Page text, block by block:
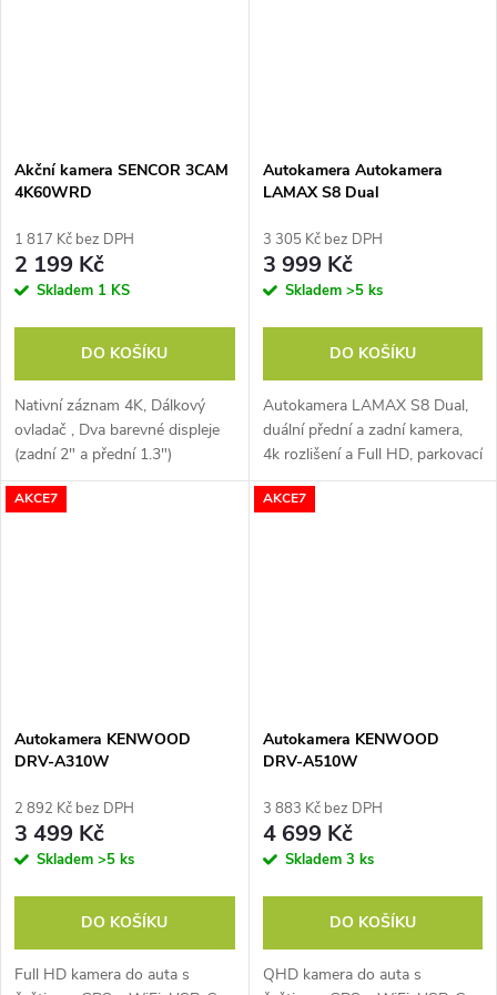
Akční kamera SENCOR 3CAM
4K60WRD
1 817 Kč bez DPH
2 199 Kč
Skladem 1 KS
DO KOŠÍKU
Nativní záznam 4K, Dálkový
ovladač , Dva barevné displeje
(zadní 2" a přední 1.3")
Autokamera Autokamera
LAMAX S8 Dual
3 305 Kč bez DPH
3 999 Kč
Skladem >5 ks
DO KOŠÍKU
Autokamera LAMAX S8 Dual,
duální přední a zadní kamera,
4k rozlišení a Full HD, parkovací
režim, G-senzor,
superkondenzátor, dotykový
AKCE7
Autokamera KENWOOD
DRV-A310W
2 892 Kč bez DPH
3 499 Kč
Skladem >5 ks
DO KOŠÍKU
Full HD kamera do auta s
AKCE7
Autokamera KENWOOD
DRV-A510W
3 883 Kč bez DPH
4 699 Kč
Skladem 3 ks
DO KOŠÍKU
QHD kamera do auta s